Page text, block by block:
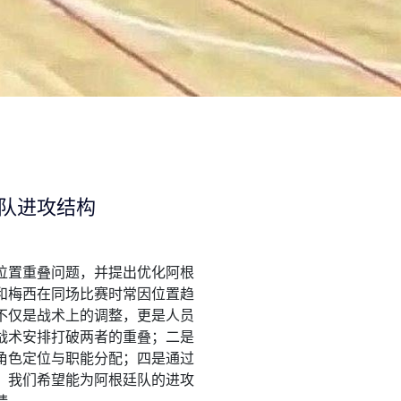
进攻结构
重叠问题，并提出优化阿根
西在同场比赛时常因位置趋
是战术上的调整，更是人员
安排打破两者的重叠；二是
定位与职能分配；四是通过
我们希望能为阿根廷队的进攻